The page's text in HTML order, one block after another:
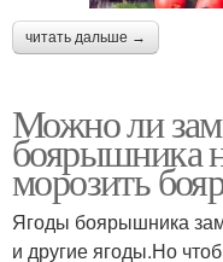
читать дальше →
Можно ли
боярышника
морозить
Ягоды боярышника
и другие ягоды.Но